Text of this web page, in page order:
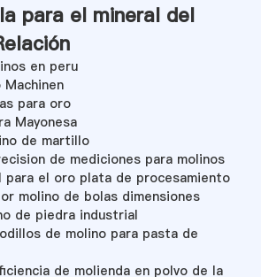
para el mineral del
en peru
para oro
Mayonesa
de martillo
de mediciones para molinos
para el oro plata de procesamiento
molino de bolas dimensiones
de piedra industrial
de molino para pasta de
de molienda en polvo de la